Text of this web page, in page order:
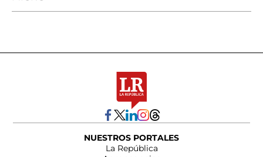
NUESTROS PORTALES
La República